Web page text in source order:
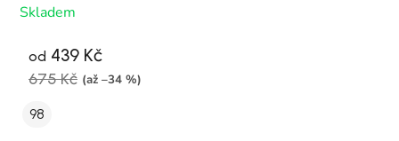
Skladem
od 439 Kč
675 Kč (až –34 %)
98